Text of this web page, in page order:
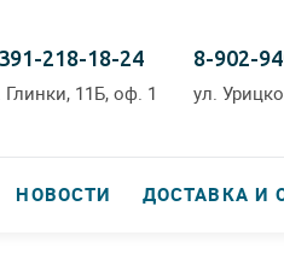
8-902-
ул.
218-18-24
Глинки, 11Б, оф. 1
НОВОСТИ ДОСТАВКА И